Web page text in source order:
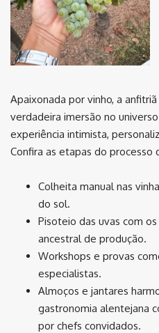
Apaixonada por vinho, a
verdadeira imersão no
experiência intimista,
Confira as etapas do processo
Colheita manual nas
do sol.
Pisoteio das uvas com
ancestral de produção.
Workshops e provas
especialistas.
Almoços e jantares
gastronomia alentejana
por chefs convidados.